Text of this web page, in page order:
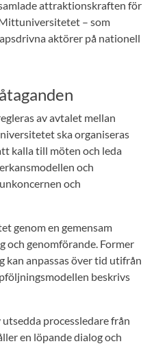
attraktionskraften för
– som
aktörer på nationell
av avtalet mellan
ska organiseras
kalla till möten och leda
och
och
genom en gemensam
genomförande. Former
kan anpassas över tid utifrån
beskrivs
processledare från
en löpande dialog och